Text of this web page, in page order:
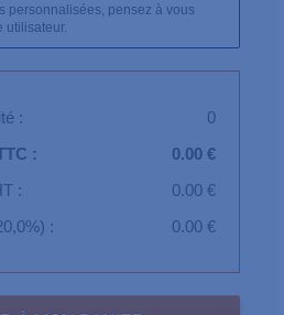
personnalisées, pensez à vous
utilisateur.
:
0
:
0.00 €
:
0.00 €
:
0.00 €